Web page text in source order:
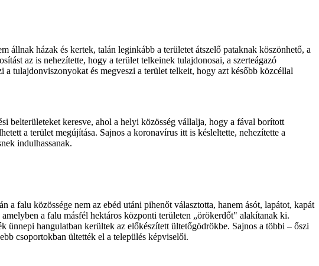
állnak házak és kertek, talán leginkább a területet átszelő pataknak köszönhető, a
az is nehezítette, hogy a terület telkeinek tulajdonosai, a szerteágazó
tulajdonviszonyokat és megveszi a terület telkeit, hogy azt később közcéllal
belterületeket keresve, ahol a helyi közösség vállalja, hogy a fával borított
a terület megújítása. Sajnos a koronavírus itt is késleltette, nehezítette a
indulhassanak.
falu közössége nem az ebéd utáni pihenőt választotta, hanem ásót, lapátot, kapát
a falu másfél hektáros központi területen „örökerdőt" alakítanak ki.
ünnepi hangulatban kerültek az előkészített ültetőgödrökbe. Sajnos a többi – őszi
csoportokban ültették el a település képviselői.